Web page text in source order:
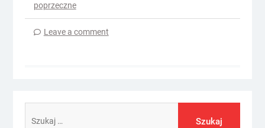
poprzeczne
Leave a comment